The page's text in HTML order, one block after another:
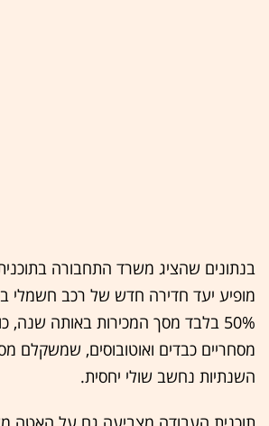
בנתונים שהציג משרד התחבורה
מופיע יעד חדירה חדש של רכב חשמלי
50% בלבד מסך המכירות באותה שנה,
מסחריים כבדים ואוטובוסים, שמשקלם
השנתיות נחשב שולי יחסית.